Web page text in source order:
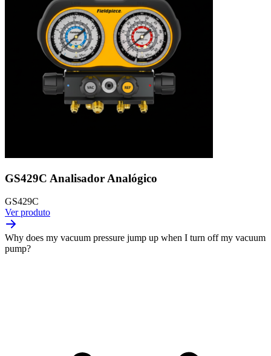
GS429C Analisador Analógico
GS429C
Ver produto
Why does my vacuum pressure jump up when I turn off my vacuum
pump?